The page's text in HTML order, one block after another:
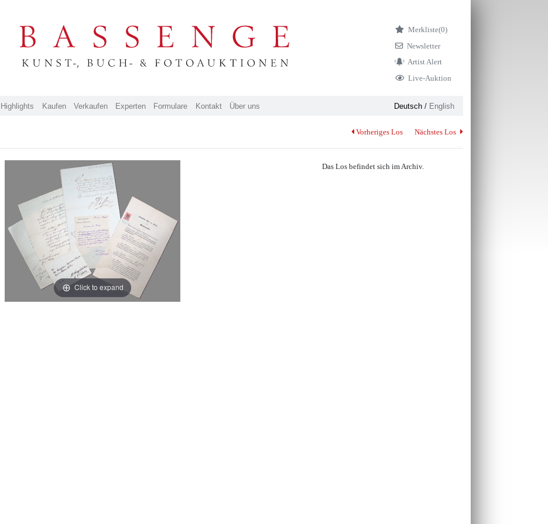
Merkliste(0)
Newsletter
Artist Alert
Live-Auktion
Highlights Kaufen Verkaufen Experten Formulare Kontakt Über uns Deutsch/ English
Vorheriges Los Nächstes Los
Click to expand
Das Los befindet sich im Archiv.